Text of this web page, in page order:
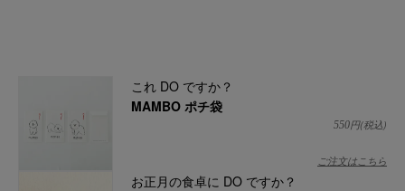
これ DO ですか？
MAMBO ポチ袋
550円(税込)
ご注文はこちら
お正月の食卓に DO ですか？